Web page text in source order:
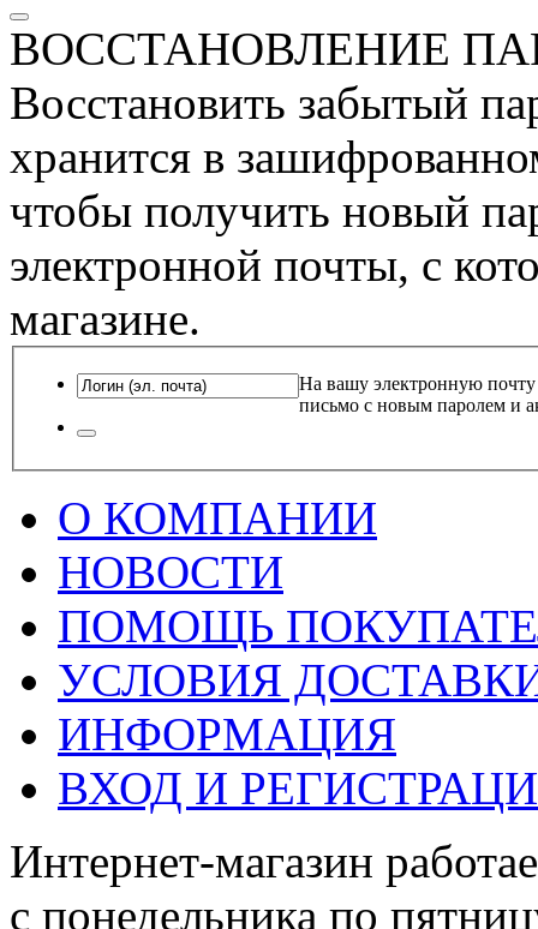
ВОССТАНОВЛЕНИЕ
Восстановить забытый
хранится в
чтобы получить новый
электронной почты, с
магазине.
На вашу электронную почту
письмо с новым паролем и
О КОМПАНИИ
НОВОСТИ
ПОМОЩЬ
УСЛОВИЯ
ИНФОРМАЦИЯ
ВХОД И
Интернет-магазин
с понедельника по